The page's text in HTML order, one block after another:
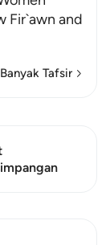
Fir`awn and
Tafsir